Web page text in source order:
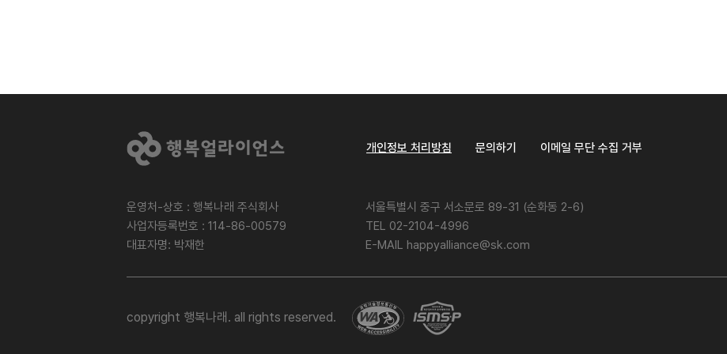
개인정보 처리방침 문의하기 이메일 무단 수집 거부
운영처-상호 : 행복나래 주식회사
사업자등록번호 : 114-86-00579
대표자명: 박재한
서울특별시 중구 서소문로 89-31 (순화동 2-6)
TEL 02-2104-4996
E-MAIL happyalliance@sk.com
copyright 행복나래. all rights reserved.